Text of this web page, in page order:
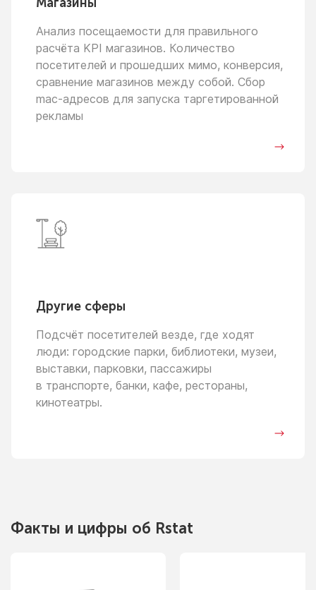
Анализ посещаемости для правильного
расчёта KPI магазинов. Количество
посетителей и прошедших мимо, конверсия,
сравнение магазинов между собой. Сбор
mac-адресов для запуска таргетированной
рекламы
Другие сферы
Подсчёт посетителей везде, где ходят
люди: городские парки, библиотеки, музеи,
выставки, парковки, пассажиры
в транспорте, банки, кафе, рестораны,
кинотеатры.
Факты и цифры об Rstat